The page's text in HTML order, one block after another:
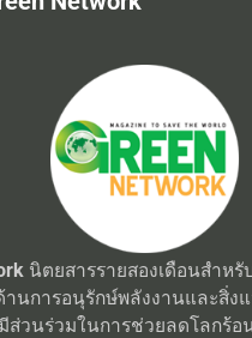
นิตยสารรายสองเดือนสำหรั
านการอนุรักษ์พลังงานและสิ่ง
ส่วนร่วมในการช่วยลดโลกร้อ